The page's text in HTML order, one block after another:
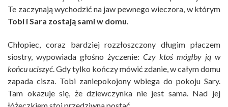
Te zaczynają wychodzić na jaw pewnego wieczora, w którym
Tobi i Sara zostają sami w domu.
Chłopiec, coraz bardziej rozzłoszczony długim płaczem
siostry, wypowiada głośno życzenie: Czy ktoś mógłby ją w
końcu uciszyć. Gdy tylko kończy mówić zdanie, w całym domu
zapada cisza. Tobi zaniepokojony wbiega do pokoju Sary.
Tam okazuje się, że dziewczynka nie jest sama. Nad jej